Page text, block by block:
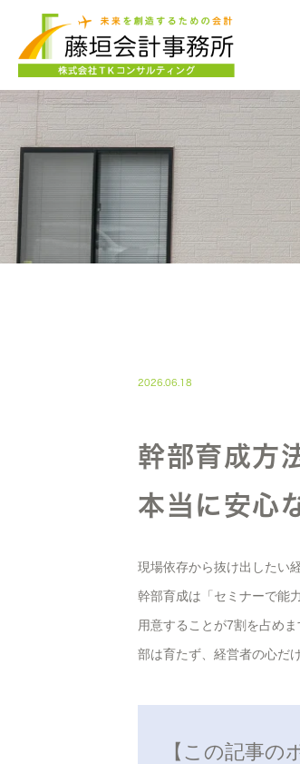
2026.06.18
幹部育成方
本当に安心
現場依存から抜け出したい
幹部育成は「セミナーで能
用意することが7割を占め
部は育たず、経営者の心だ
【この記事